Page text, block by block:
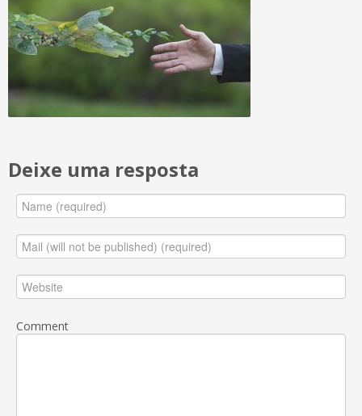
Deixe uma resposta
Comment